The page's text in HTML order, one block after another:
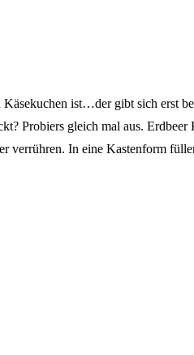
ist…der gibt sich erst
Probiers gleich mal aus.
verrühren. In eine Kastenform